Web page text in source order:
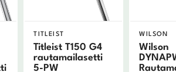
TITLEIST
Titleist T150 G4
rautamailasetti
5-PW
WILSON
Wilson